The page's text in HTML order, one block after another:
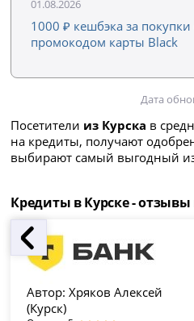
01.08.2026
1000 ₽ кешбэка за
промокодом карты Black
Дата
Посетители из Курска в
на кредиты, получают
выбирают самый выгодный
Кредиты в Курске -
Автор: Хряков Алексей
(Курск)